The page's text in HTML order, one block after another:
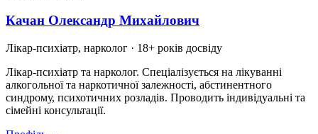
Качан Олександр Михайлович
Лікар-психіатр, нарколог · 18+ років досвіду
Лікар-психіатр та нарколог. Спеціалізується на лікуванні
алкогольної та наркотичної залежності, абстинентного
синдрому, психотичних розладів. Проводить індивідуальні та
сімейні консультації.